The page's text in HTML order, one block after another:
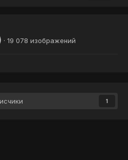
· 19 078 изображений
1